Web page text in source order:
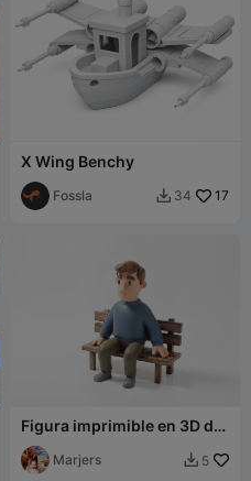
X Wing Benchy
Fossla  34 17
Figura imprimible en 3D de
hombre sentado en un
banco, miscelánea
Marjers  5